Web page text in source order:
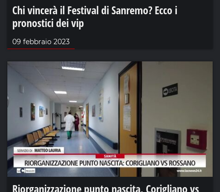
Chi vincerà il Festival di Sanremo? Ecco i
pronostici dei vip
09 febbraio 2023
Riorganizzazione punto nascita, Corigliano vs